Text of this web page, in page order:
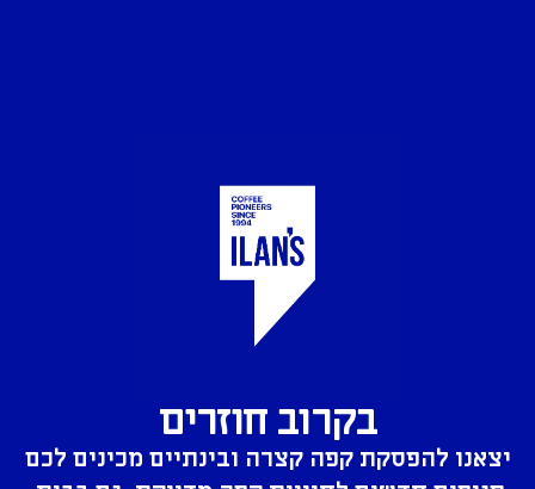
בקרוב חוזרים
יצאנו להפסקת קפה קצרה ובינתיים מכינים לכם